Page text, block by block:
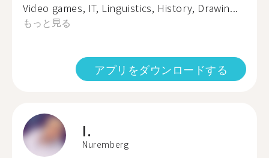
Video games, IT, Linguistics, History, Drawin...
もっと見る
アプリをダウンロードする
I.
Nuremberg